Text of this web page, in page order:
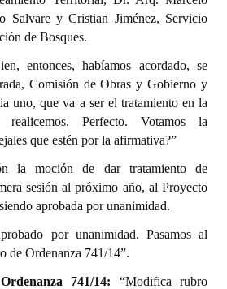
Salvare y Cristian Jiménez, Servicio
de Bosques.
entonces, habíamos acordado, se
Comisión de Obras y Gobierno y
uno, que va a ser el tratamiento en la
Perfecto. Votamos la
que estén por la afirmativa?”
la moción de dar tratamiento de
sesión al próximo año, al Proyecto
aprobada por unanimidad.
por unanimidad. Pasamos al
de Ordenanza 741/14”.
741/14: “Modifica rubro